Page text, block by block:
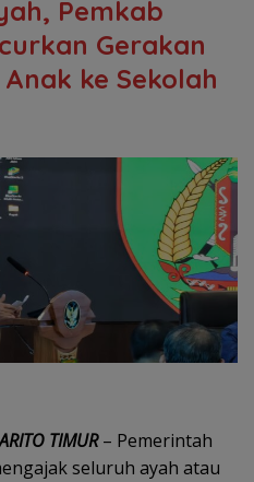
Pemkab
Gerakan
ke Sekolah
TIMUR– Pemerintah
seluruh ayah atau